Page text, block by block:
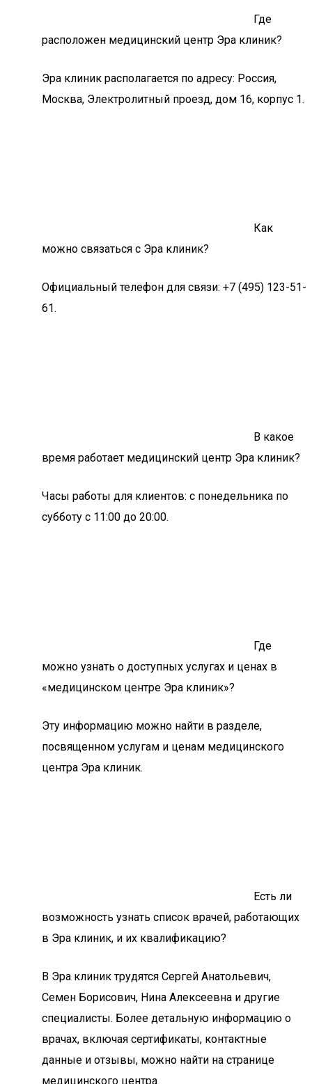
Где
расположен медицинский центр Эра клиник?
Эра клиник располагается по адресу: Россия,
Москва, Электролитный проезд, дом 16, корпус 1.
Как
можно связаться с Эра клиник?
Официальный телефон для связи: +7 (495) 123-51-
61.
В какое
время работает медицинский центр Эра клиник?
Часы работы для клиентов: с понедельника по
субботу с 11:00 до 20:00.
Где
можно узнать о доступных услугах и ценах в
«медицинском центре Эра клиник»?
Эту информацию можно найти в разделе,
посвященном услугам и ценам медицинского
центра Эра клиник.
Есть ли
возможность узнать список врачей, работающих
в Эра клиник, и их квалификацию?
В Эра клиник трудятся Сергей Анатольевич,
Семен Борисович, Нина Алексеевна и другие
специалисты. Более детальную информацию о
врачах, включая сертификаты, контактные
данные и отзывы, можно найти на странице
медицинского центра.